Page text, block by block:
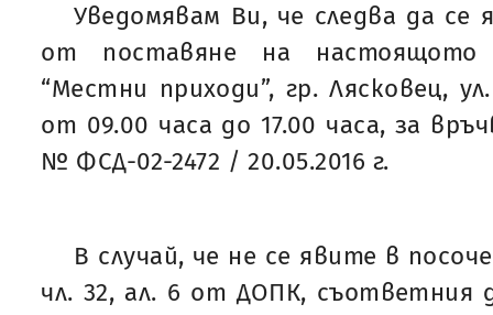
Уведомявам Ви, че следва да се
от поставяне на
“Местни приходи”, гр. Лясковец,
от 09.00 часа до 17.00 часа, за
№ ФСД-02-2472 / 20.05.2016 г.
В случай, че не се явите в
чл. 32, ал. 6 от ДОПК,